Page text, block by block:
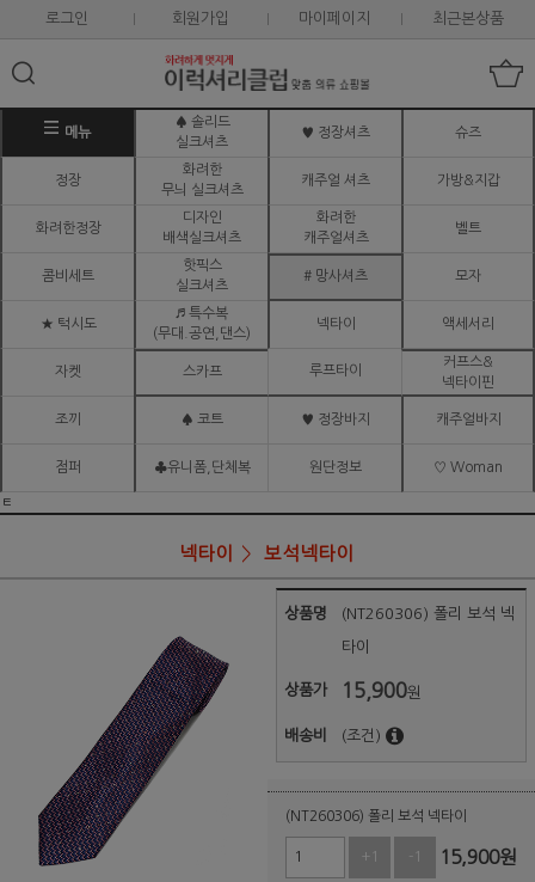
로그인 회원가입 마이페이지 최근본상품
메뉴
♠ 솔리드
실크셔츠
♥ 정장셔츠 슈즈
정장
화려한
무늬 실크셔츠
캐주얼 셔츠 가방&지갑
화려한정장
디자인
배색실크셔츠
화려한
캐주얼셔츠
벨트
콤비세트
핫픽스
실크셔츠
# 망사셔츠 모자
★ 턱시도
♬ 특수복
(무대.공연,댄스)
넥타이 액세서리
자켓 스카프 루프타이
커프스&
넥타이핀
조끼 ♠ 코트 ♥ 정장바지 캐주얼바지
점퍼 ♣유니폼,단체복 원단정보 ♡ Woman
ㅌ
넥타이 보석넥타이
상품명 (NT260306) 폴리 보석 넥
타이
상품가 15,900원
배송비 (조건)
(NT260306) 폴리 보석 넥타이
+1 -1 15,900원